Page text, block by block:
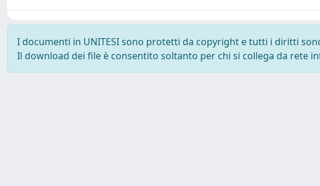
I documenti in UNITESI sono protetti da copyright e tutti i diritti
Il download dei file è consentito soltanto per chi si collega da rete